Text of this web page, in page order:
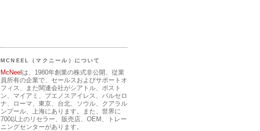
MCNEEL（マクニール）について
McNeelは、1980年創業の株式非公開、従業
員所有の企業で、セールスおよびサポートオ
フィス、また関連会社がシアトル、ボスト
ン、マイアミ、ブエノスアイレス、バルセロ
ナ、ローマ、東京、台北、ソウル、クアラル
ンプール、上海にあります。また、世界に
700以上のリセラー、販売店、OEM、トレー
ニングセンターがあります。